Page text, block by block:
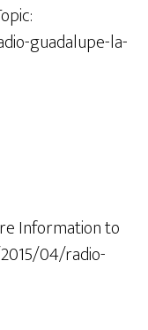
guadalupe-la-
Information to
04/radio-